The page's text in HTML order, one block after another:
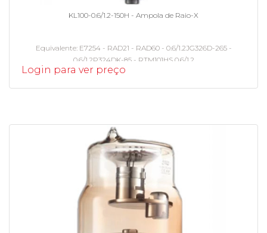
KL100-0.6/1.2-150H - Ampola de Raio-X
Equivalente E7254 - RAD21 - RAD60 - 0.6/1.2JG326D-265 -
0.6/1.2P324DK-85 - RTM101HS 0.6/1.2
Login para ver preço